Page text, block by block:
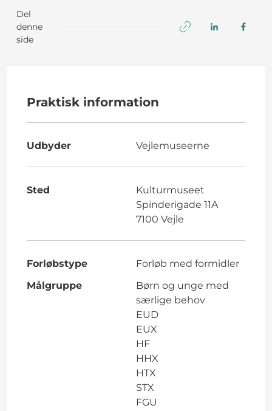
Del
denne
side
Praktisk information
Udbyder Vejlemuseerne
Sted
Kulturmuseet
Spinderigade 11A
7100 Vejle
Forløbstype
Forløb med formidler
Målgruppe
Børn og unge med
særlige behov
EUD
EUX
HF
HHX
HTX
STX
FGU